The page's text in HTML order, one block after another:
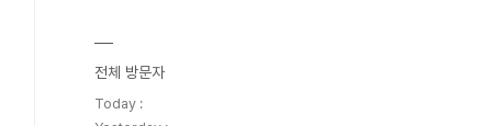
전체 방문자
Today :